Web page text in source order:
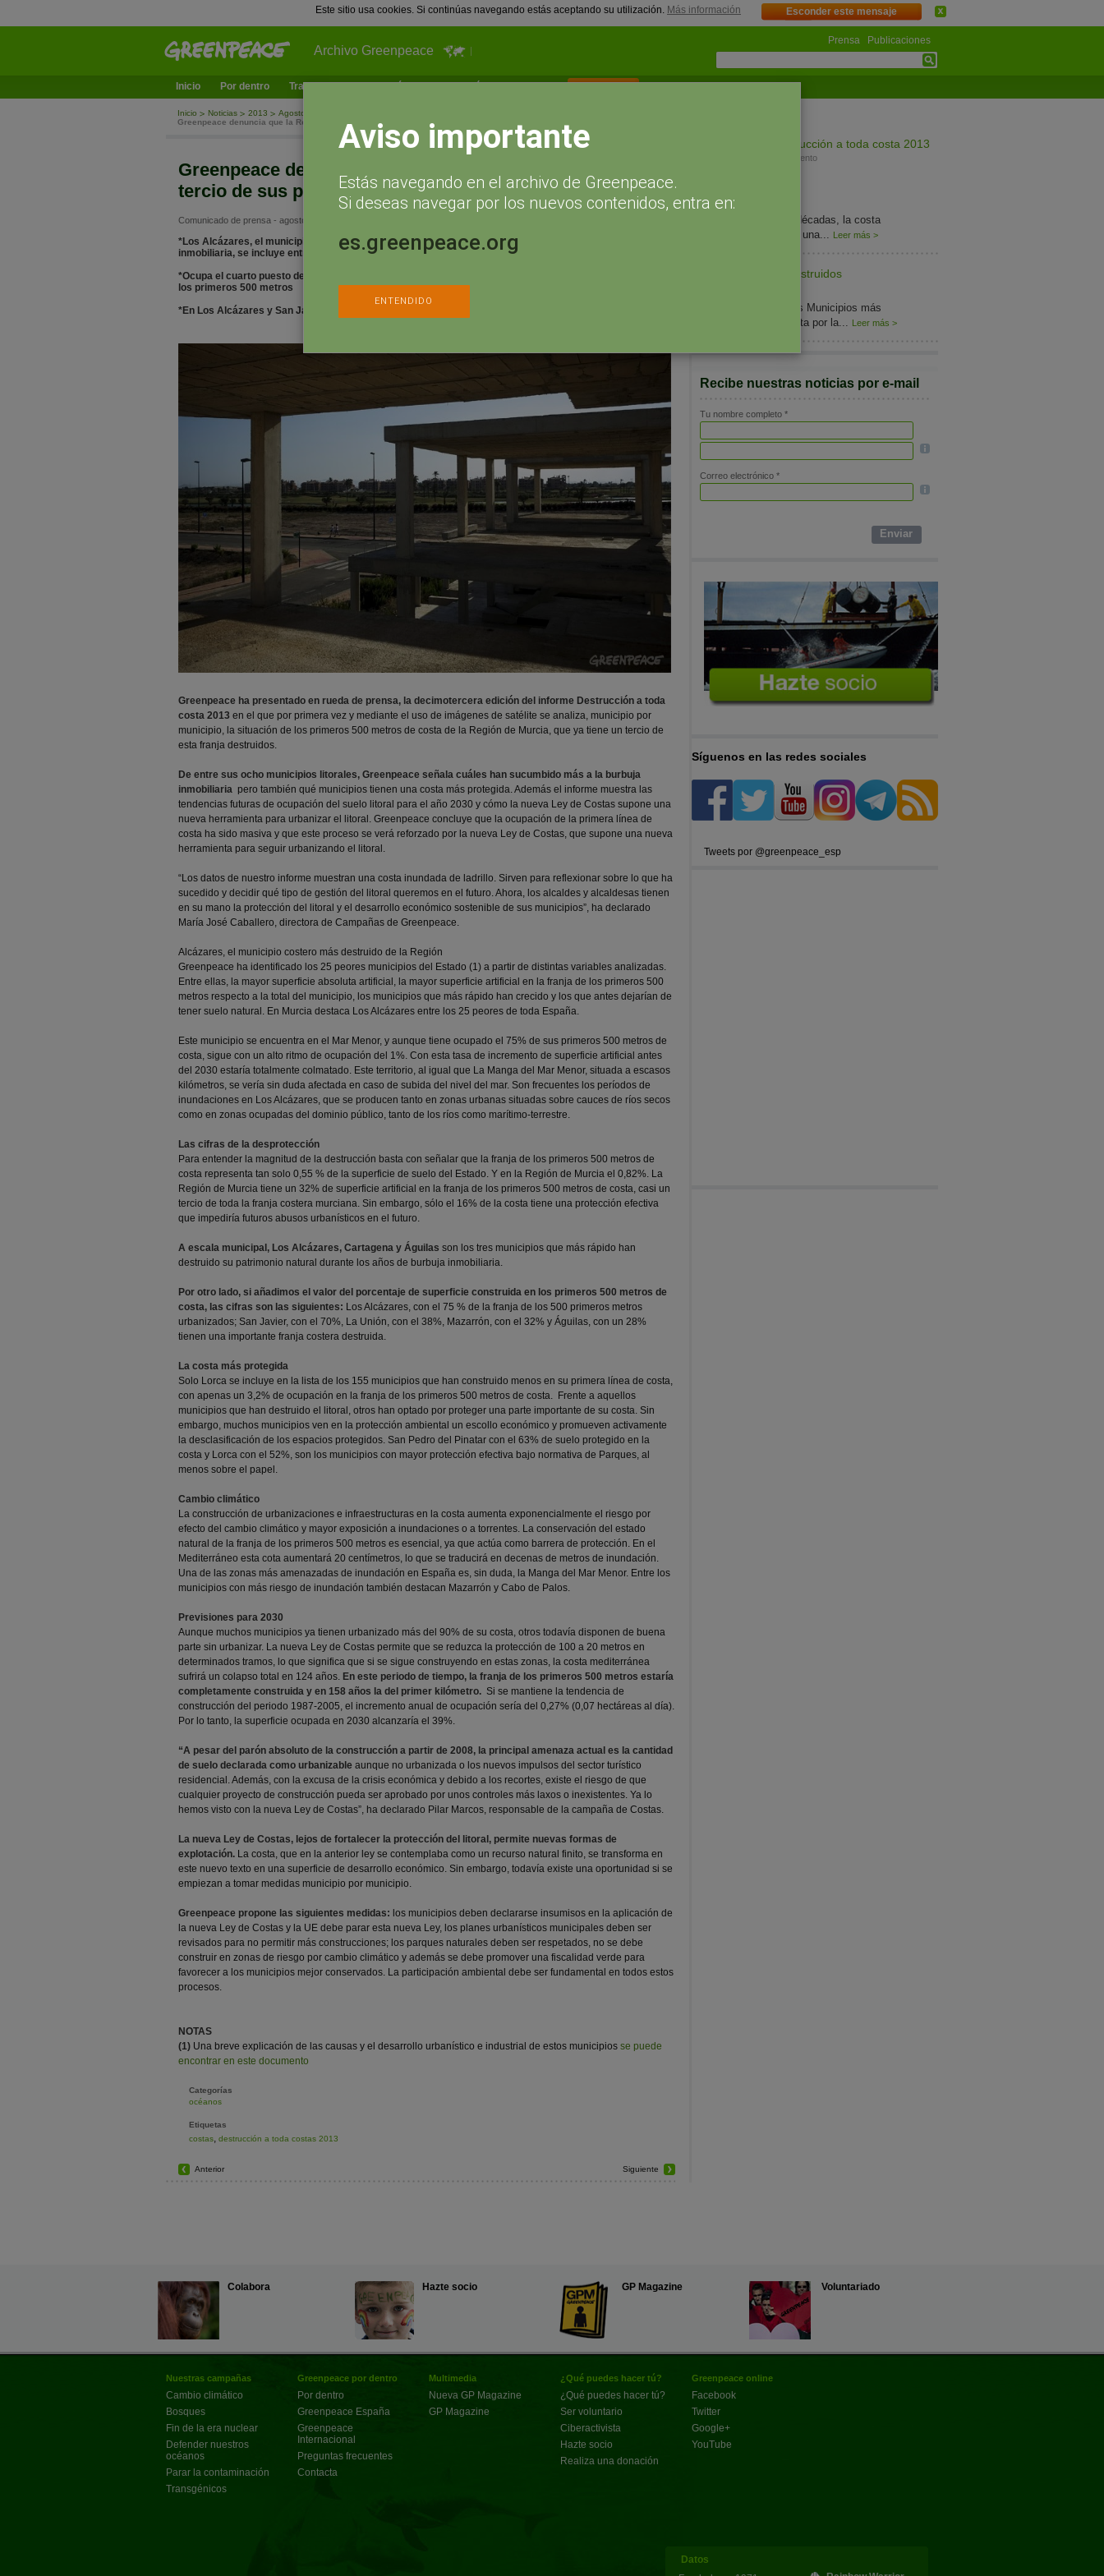
Este sitio usa cookies. Si continúas navegando estás aceptando su utilización. Más información Esconder este mensaje
Archivo Greenpeace
Prensa Publicaciones
Inicio Por dentro Trabajamos en ¿Qué puedes hacer tú? Actualidad Hazte socio
Inicio Noticias 2013
Agosto
Greenpeace denuncia que la Región de Murcia tiene un tercio de sus primeros 500 metros de costa destruidos
Greenpeace denuncia que la Región de Murcia tiene un
tercio de sus primeros 500 metros de costa destruidos
Comunicado de prensa - agosto 8, 2013
*Los Alcázares, el municipio murciano que más costa ha destruido durante los años de burbuja
inmobiliaria, se incluye entre los 25 peores de España
*Ocupa el cuarto puesto de las comunidades autónomas con más costa destruida, el 32% de la franja de
los primeros 500 metros
*En Los Alcázares y San Javier se ha destruido más del 70% de la franja de los primeros 500 metros
Greenpeace ha presentado en rueda de prensa, la decimotercera edición del informe Destrucción a toda
costa 2013 en el que por primera vez y mediante el uso de imágenes de satélite se analiza, municipio por
municipio, la situación de los primeros 500 metros de costa de la Región de Murcia, que ya tiene un tercio de
esta franja destruidos.
De entre sus ocho municipios litorales, Greenpeace señala cuáles han sucumbido más a la burbuja
inmobiliaria pero también qué municipios tienen una costa más protegida. Además el informe muestra las
tendencias futuras de ocupación del suelo litoral para el año 2030 y cómo la nueva Ley de Costas supone una
nueva herramienta para urbanizar el litoral. Greenpeace concluye que la ocupación de la primera línea de
costa ha sido masiva y que este proceso se verá reforzado por la nueva Ley de Costas, que supone una nueva
herramienta para seguir urbanizando el litoral.
“Los datos de nuestro informe muestran una costa inundada de ladrillo. Sirven para reflexionar sobre lo que ha
sucedido y decidir qué tipo de gestión del litoral queremos en el futuro. Ahora, los alcaldes y alcaldesas tienen
en su mano la protección del litoral y el desarrollo económico sostenible de sus municipios”, ha declarado
María José Caballero, directora de Campañas de Greenpeace.
Alcázares, el municipio costero más destruido de la Región
Greenpeace ha identificado los 25 peores municipios del Estado (1) a partir de distintas variables analizadas.
Entre ellas, la mayor superficie absoluta artificial, la mayor superficie artificial en la franja de los primeros 500
metros respecto a la total del municipio, los municipios que más rápido han crecido y los que antes dejarían de
tener suelo natural. En Murcia destaca Los Alcázares entre los 25 peores de toda España.
Este municipio se encuentra en el Mar Menor, y aunque tiene ocupado el 75% de sus primeros 500 metros de
costa, sigue con un alto ritmo de ocupación del 1%. Con esta tasa de incremento de superficie artificial antes
del 2030 estaría totalmente colmatado. Este territorio, al igual que La Manga del Mar Menor, situada a escasos
kilómetros, se vería sin duda afectada en caso de subida del nivel del mar. Son frecuentes los períodos de
inundaciones en Los Alcázares, que se producen tanto en zonas urbanas situadas sobre cauces de ríos secos
como en zonas ocupadas del dominio público, tanto de los ríos como marítimo-terrestre.
Las cifras de la desprotección
Para entender la magnitud de la destrucción basta con señalar que la franja de los primeros 500 metros de
costa representa tan solo 0,55 % de la superficie de suelo del Estado. Y en la Región de Murcia el 0,82%. La
Región de Murcia tiene un 32% de superficie artificial en la franja de los primeros 500 metros de costa, casi un
tercio de toda la franja costera murciana. Sin embargo, sólo el 16% de la costa tiene una protección efectiva
que impediría futuros abusos urbanísticos en el futuro.
A escala municipal, Los Alcázares, Cartagena y Águilas son los tres municipios que más rápido han
destruido su patrimonio natural durante los años de burbuja inmobiliaria.
Por otro lado, si añadimos el valor del porcentaje de superficie construida en los primeros 500 metros de
costa, las cifras son las siguientes: Los Alcázares, con el 75 % de la franja de los 500 primeros metros
urbanizados; San Javier, con el 70%, La Unión, con el 38%, Mazarrón, con el 32% y Águilas, con un 28%
tienen una importante franja costera destruida.
La costa más protegida
Solo Lorca se incluye en la lista de los 155 municipios que han construido menos en su primera línea de costa,
con apenas un 3,2% de ocupación en la franja de los primeros 500 metros de costa. Frente a aquellos
municipios que han destruido el litoral, otros han optado por proteger una parte importante de su costa. Sin
embargo, muchos municipios ven en la protección ambiental un escollo económico y promueven activamente
la desclasificación de los espacios protegidos. San Pedro del Pinatar con el 63% de suelo protegido en la
costa y Lorca con el 52%, son los municipios con mayor protección efectiva bajo normativa de Parques, al
menos sobre el papel.
Cambio climático
La construcción de urbanizaciones e infraestructuras en la costa aumenta exponencialmente el riesgo por
efecto del cambio climático y mayor exposición a inundaciones o a torrentes. La conservación del estado
natural de la franja de los primeros 500 metros es esencial, ya que actúa como barrera de protección. En el
Mediterráneo esta cota aumentará 20 centímetros, lo que se traducirá en decenas de metros de inundación.
Una de las zonas más amenazadas de inundación en España es, sin duda, la Manga del Mar Menor. Entre los
municipios con más riesgo de inundación también destacan Mazarrón y Cabo de Palos.
Previsiones para 2030
Aunque muchos municipios ya tienen urbanizado más del 90% de su costa, otros todavía disponen de buena
parte sin urbanizar. La nueva Ley de Costas permite que se reduzca la protección de 100 a 20 metros en
determinados tramos, lo que significa que si se sigue construyendo en estas zonas, la costa mediterránea
sufrirá un colapso total en 124 años. En este periodo de tiempo, la franja de los primeros 500 metros estaría
completamente construida y en 158 años la del primer kilómetro. Si se mantiene la tendencia de
construcción del periodo 1987-2005, el incremento anual de ocupación sería del 0,27% (0,07 hectáreas al día).
Por lo tanto, la superficie ocupada en 2030 alcanzaría el 39%.
“A pesar del parón absoluto de la construcción a partir de 2008, la principal amenaza actual es la cantidad
de suelo declarada como urbanizable aunque no urbanizada o los nuevos impulsos del sector turístico
residencial. Además, con la excusa de la crisis económica y debido a los recortes, existe el riesgo de que
cualquier proyecto de construcción pueda ser aprobado por unos controles más laxos o inexistentes. Ya lo
hemos visto con la nueva Ley de Costas”, ha declarado Pilar Marcos, responsable de la campaña de Costas.
La nueva Ley de Costas, lejos de fortalecer la protección del litoral, permite nuevas formas de
explotación. La costa, que en la anterior ley se contemplaba como un recurso natural finito, se transforma en
este nuevo texto en una superficie de desarrollo económico. Sin embargo, todavía existe una oportunidad si se
empiezan a tomar medidas municipio por municipio.
Greenpeace propone las siguientes medidas: los municipios deben declararse insumisos en la aplicación de
la nueva Ley de Costas y la UE debe parar esta nueva Ley, los planes urbanísticos municipales deben ser
revisados para no permitir más construcciones; los parques naturales deben ser respetados, no se debe
construir en zonas de riesgo por cambio climático y además se debe promover una fiscalidad verde para
favorecer a los municipios mejor conservados. La participación ambiental debe ser fundamental en todos estos
procesos.
NOTAS
(1) Una breve explicación de las causas y el desarrollo urbanístico e industrial de estos municipios se puede
encontrar en este documento
Categorías
océanos
Etiquetas
costas, destrucción a toda costas 2013
Siguiente
Anterior
Destrucción a toda costa 2013
Documento
En las últimas dos décadas, la costa
española ha perdido una... Leer más >
Municipios más destruidos
Una selección de los Municipios más
destruidos de la costa por la... Leer más >
Recibe nuestras noticias por e-mail
Tu nombre completo *
Correo electrónico *
Síguenos en las redes sociales
Tweets por @greenpeace_esp
Colabora Hazte socio GP Magazine Voluntariado
Nuestras campañas
Cambio climático
Bosques
Fin de la era nuclear
Defender nuestros
océanos
Parar la contaminación
Transgénicos
Greenpeace por dentro
Por dentro
Greenpeace España
Greenpeace
Internacional
Preguntas frecuentes
Contacta
Multimedia
Nueva GP Magazine
GP Magazine
¿Qué puedes hacer tú?
¿Qué puedes hacer tú?
Ser voluntario
Ciberactivista
Hazte socio
Realiza una donación
Greenpeace online
Facebook
Twitter
Google+
YouTube
Datos
Aviso importante
Estás navegando en el archivo de Greenpeace.
Si deseas navegar por los nuevos contenidos, entra en:
es.greenpeace.org
ENTENDIDO